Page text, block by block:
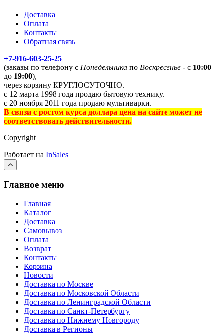
Доставка
Оплата
Контакты
Обратная связь
+7-916-603-25-25
(заказы по телефону с Понедельника по Воскресенье - с 10:00
до 19:00),
через корзину КРУГЛОСУТОЧНО.
с 12 марта 1998 года продаю бытовую технику.
с 20 ноября 2011 года продаю мультиварки.
В связи с ростом курса доллара цена на сайте может не
соответствовать действительности.
Copyright
Работает на InSales
Главное меню
Главная
Каталог
Доставка
Самовывоз
Оплата
Возврат
Контакты
Корзина
Новости
Доставка по Москве
Доставка по Московской Области
Доставка по Ленинградской Области
Доставка по Санкт-Петербургу
Доставка по Нижнему Новгороду
Доставка в Регионы